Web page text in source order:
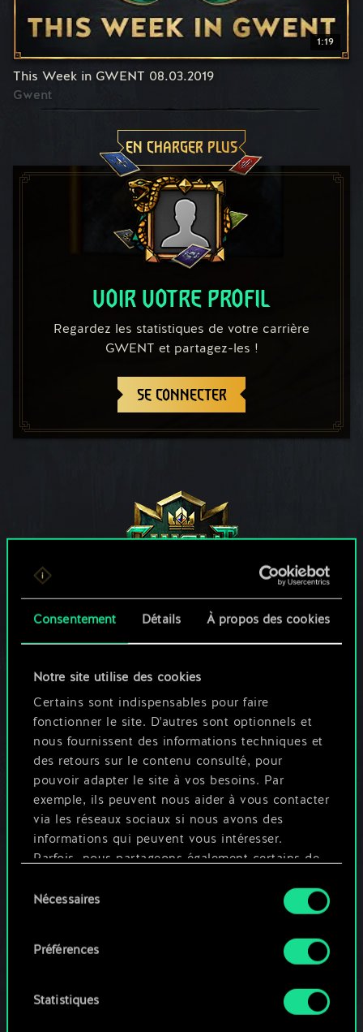
Consentement Détails À propos des cookies
Notre site utilise des cookies
Certains sont indispensables pour faire
fonctionner le site. D'autres sont optionnels et
nous fournissent des informations techniques et
des retours sur le contenu consulté, pour
pouvoir adapter le site à vos besoins. Par
exemple, ils peuvent nous aider à vous contacter
via les réseaux sociaux si nous avons des
informations qui peuvent vous intéresser.
Parfois, nous partageons également certains de
ces cookies optionnels ne seront appliqués
Vous pouvez consulter tous les détails sur notre
préférences dans le menu "Paramètres" ci-
duNécessaires
Préférences
Statistiques
1:19
This Week in GWENT 08.03.2019
Gwent
EN CHARGER PLUS
VOIR VOTRE PROFIL
Regardez les statistiques de votre carrière
GWENT et partagez-les !
SE CONNECTER
Revivez les moments forts du
championnat e-sport officiel !
EN SAVOIR PLUS